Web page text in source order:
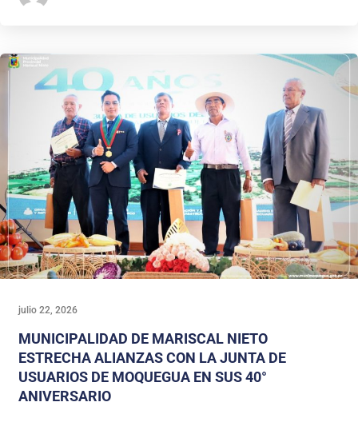
julio 22, 2026
MUNICIPALIDAD DE MARISCAL NIETO
ESTRECHA ALIANZAS CON LA JUNTA DE
USUARIOS DE MOQUEGUA EN SUS 40°
ANIVERSARIO